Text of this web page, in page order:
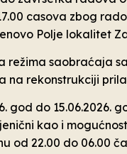
casova zbog
Polje lokalitet
režima saobraćaja
na rekonstrukciji
god do
kao i
od 22.00 do 06.00